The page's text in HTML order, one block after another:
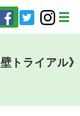
メ
トライアル》